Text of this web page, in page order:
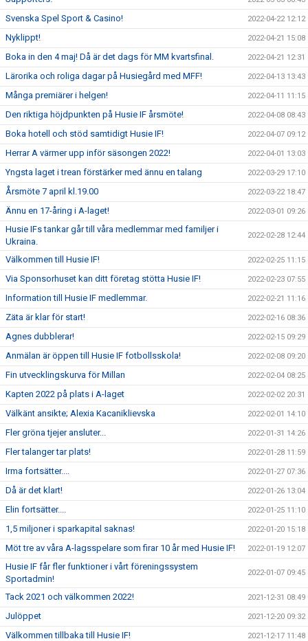
Svenska Spel Sport & Casino! 2022-04-22 12:12
Nyklippt! 2022-04-21 15:08
Boka in den 4 maj! Då är det dags för MM kvartsfinal. 2022-04-21 12:31
Lärorika och roliga dagar på Husiegård med MFF! 2022-04-13 13:43
Många premiärer i helgen! 2022-04-11 11:15
Den riktiga höjdpunkten på Husie IF årsmöte! 2022-04-08 08:43
Boka hotell och stöd samtidigt Husie IF! 2022-04-07 09:12
Herrar A värmer upp inför säsongen 2022! 2022-04-01 13:03
Yngsta laget i trean förstärker med ännu en talang 2022-03-29 17:10
Årsmöte 7 april kl.19.00 2022-03-22 18:47
Ännu en 17-åring i A-laget! 2022-03-01 09:26
Husie IFs tankar går till våra medlemmar med familjer i
Ukraina.
2022-02-28 12:44
Välkommen till Husie IF! 2022-02-25 11:15
Via Sponsorhuset kan ditt företag stötta Husie IF! 2022-02-23 07:55
Information till Husie IF medlemmar. 2022-02-21 11:16
Zäta är klar för start! 2022-02-16 08:36
Agnes dubblerar! 2022-02-15 09:29
Anmälan är öppen till Husie IF fotbollsskola! 2022-02-08 09:20
Fin utvecklingskurva för Millan 2022-02-04 08:25
Kapten 2022 på plats i A-laget 2022-02-02 20:31
Välkänt ansikte; Alexia Kacaniklievska 2022-02-01 14:10
Fler gröna tjejer ansluter... 2022-01-31 14:26
Fler talanger tar plats! 2022-01-28 11:59
Irma fortsätter.... 2022-01-27 07:36
Då är det klart! 2022-01-26 13:04
Elin fortsätter.... 2022-01-25 11:10
1,5 miljoner i sparkapital saknas! 2022-01-20 15:18
Möt tre av våra A-lagsspelare som firar 10 år med Husie IF! 2022-01-19 12:07
Husie IF får fler funktioner i vårt föreningssystem
Sportadmin!
2022-01-07 09:45
Tack 2021 och välkommen 2022! 2021-12-31 08:49
Julöppet 2021-12-20 09:32
Välkommen tillbaka till Husie IF! 2021-12-17 11:48